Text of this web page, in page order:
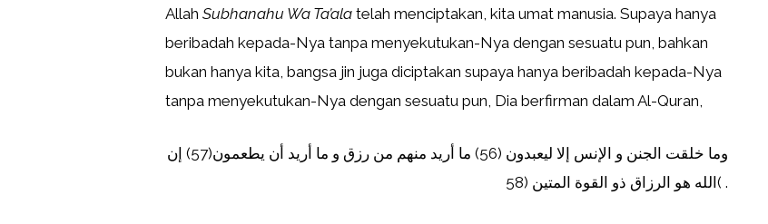
Allah Subhanahu Wa Ta’ala telah menciptakan, kita umat manusia. Supaya hanya
beribadah kepada-Nya tanpa menyekutukan-Nya dengan sesuatu pun, bahkan
bukan hanya kita, bangsa jin juga diciptakan supaya hanya beribadah kepada-Nya
tanpa menyekutukan-Nya dengan sesuatu pun, Dia berfirman dalam Al-Quran,
وما خلقت الجنن و الإنس إلا ليعبدون (56) ما أريد منهم من رزق و ما أريد أن يطعمون(57) إن
الله هو الرزاق ذو القوة المتين (58( .